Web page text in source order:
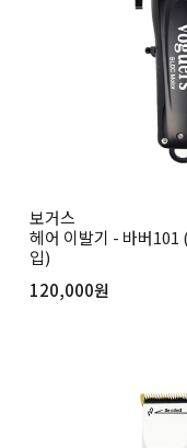
보거스
헤어 이발기 - 바버
입)
120,000원